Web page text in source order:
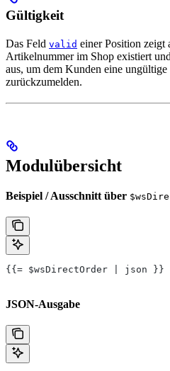
Gültigkeit
Das Feld valid einer Position zeigt
Artikelnummer im Shop existiert
aus, um dem Kunden eine
zurückzumelden.
Modulübersicht
Beispiel / Ausschnitt über
{{= $wsDirectOrder | json }}
JSON-Ausgabe